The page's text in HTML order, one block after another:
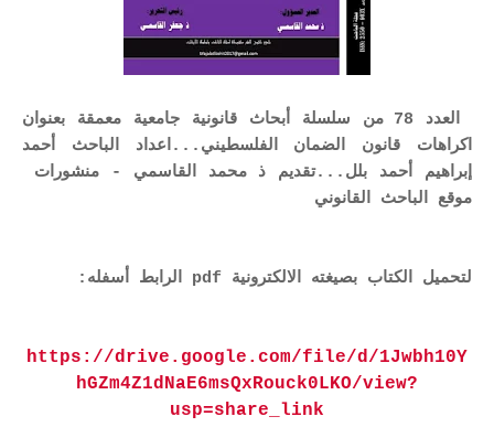
العدد 78 من سلسلة أبحاث قانونية جامعية معمقة بعنوان
اكراهات قانون الضمان الفلسطيني...اعداد الباحث أحمد
إبراهيم أحمد بلل...تقديم ذ محمد القاسمي - منشورات
موقع الباحث القانوني
لتحميل الكتاب بصيغته الالكترونية pdf الرابط أسفله:
https://drive.google.com/file/d/1Jwbh10Y
hGZm4Z1dNaE6msQxRouck0LKO/view?
usp=share_link